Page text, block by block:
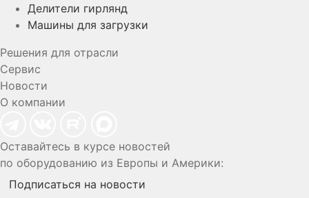
Делители гирлянд
Машины для загрузки
Решения для отрасли
Сервис
Новости
О компании
Оставайтесь в курсе новостей
по оборудованию из Европы и Америки:
Подписаться на новости